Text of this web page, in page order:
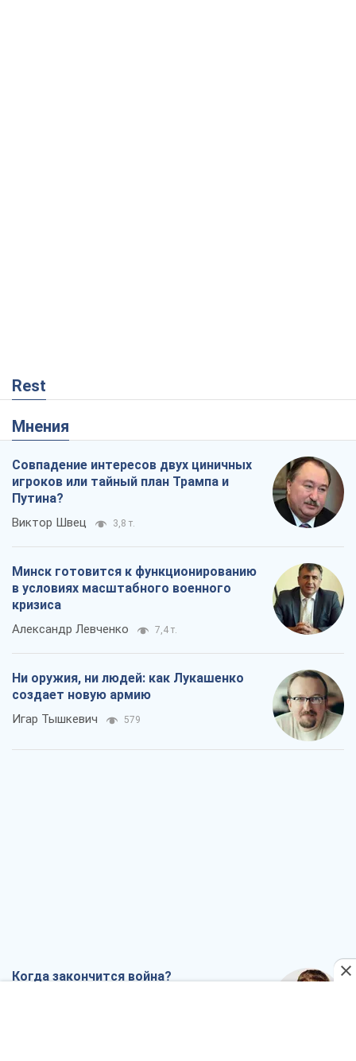
Rest
Мнения
Совпадение интересов двух циничных
игроков или тайный план Трампа и
Путина?
Виктор Швец 3,8 т.
Минск готовится к функционированию
в условиях масштабного военного
кризиса
Александр Левченко 7,4 т.
Ни оружия, ни людей: как Лукашенко
создает новую армию
Игар Тышкевич 579
Когда закончится война?